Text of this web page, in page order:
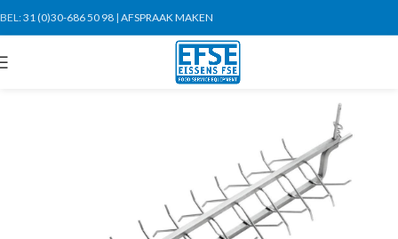
BEL:31 (0)30-686 50 98 | AFSPRAAK MAKEN